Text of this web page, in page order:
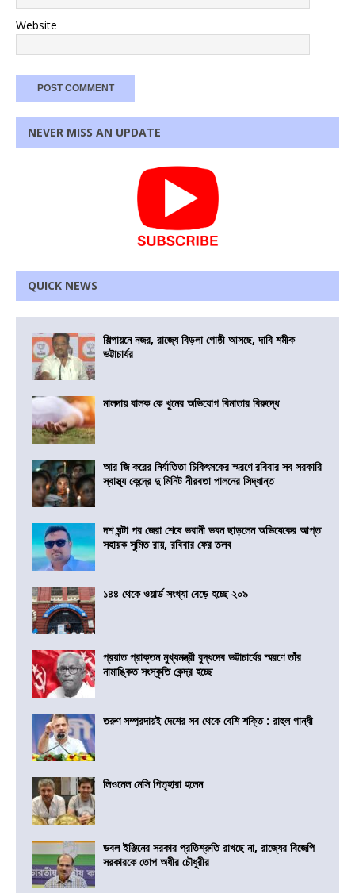
Website
NEVER MISS AN UPDATE
QUICK NEWS
শিল্পায়নে নজর, রাজ্যে বিড়লা গোষ্ঠী আসছে, দাবি শমীক
ভট্টাচার্যর
মালদায় বালক কে খুনের অভিযোগ বিমাতার বিরুদ্ধে
আর জি করের নির্যাতিতা চিকিৎসকের স্মরণে রবিবার সব সরকারি
স্বাস্থ্য কেন্দ্রে দু মিনিট নীরবতা পালনের সিদ্ধান্ত
দশ ঘন্টা পর জেরা শেষে ভবানী ভবন ছাড়লেন অভিষেকের আপ্ত
সহায়ক সুমিত রায়, রবিবার ফের তলব
১৪৪ থেকে ওয়ার্ড সংখ্যা বেড়ে হচ্ছে ২০৯
প্রয়াত প্রাক্তন মুখ্যমন্ত্রী বুদ্ধদেব ভট্টাচার্যের স্মরণে তাঁর
নামাঙ্কিত সংস্কৃতি কেন্দ্র হচ্ছে
তরুণ সম্প্রদায়ই দেশের সব থেকে বেশি শক্তি : রাহুল গান্ধী
লিওনেল মেসি পিতৃহারা হলেন
ডবল ইঞ্জিনের সরকার প্রতিশ্রুতি রাখছে না, রাজ্যের বিজেপি
সরকারকে তোপ অধীর চৌধুরীর